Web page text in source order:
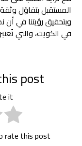
المستقبل بتفاؤل
وبتحقيق رؤيتنا في
في الكويت، والتي
post?
it!
this post.